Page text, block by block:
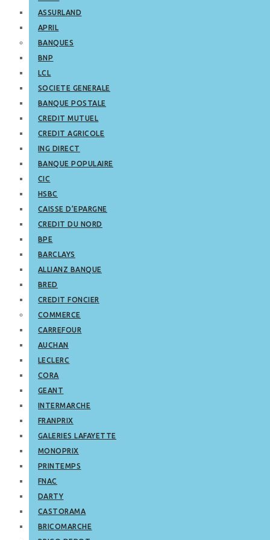
ASSURLAND
APRIL
BANQUES
BNP
LCL
SOCIETE GENERALE
BANQUE POSTALE
CREDIT MUTUEL
CREDIT AGRICOLE
ING DIRECT
BANQUE POPULAIRE
CIC
HSBC
CAISSE D’EPARGNE
CREDIT DU NORD
BPE
BARCLAYS
ALLIANZ BANQUE
BRED
CREDIT FONCIER
COMMERCE
CARREFOUR
AUCHAN
LECLERC
CORA
GEANT
INTERMARCHE
FRANPRIX
GALERIES LAFAYETTE
MONOPRIX
PRINTEMPS
FNAC
DARTY
CASTORAMA
BRICOMARCHE